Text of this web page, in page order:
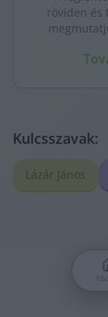
röviden és
Kulcsszavak:
Lázár János